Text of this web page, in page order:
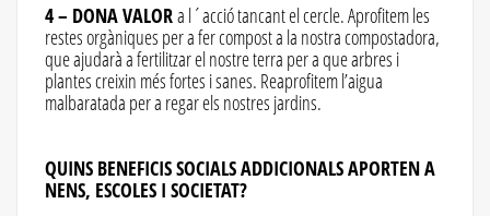
4 – DONA VALORa l´acció tancant el cercle. Aprofitem les
restes orgàniques per a fer compost a la nostra compostadora,
que ajudarà a fertilitzar el nostre terra per a que arbres i
plantes creixin més fortes i sanes. Reaprofitem l’aigua
malbaratada per a regar els nostres jardins.
QUINS BENEFICIS SOCIALS ADDICIONALS APORTEN A
NENS, ESCOLES I SOCIETAT?